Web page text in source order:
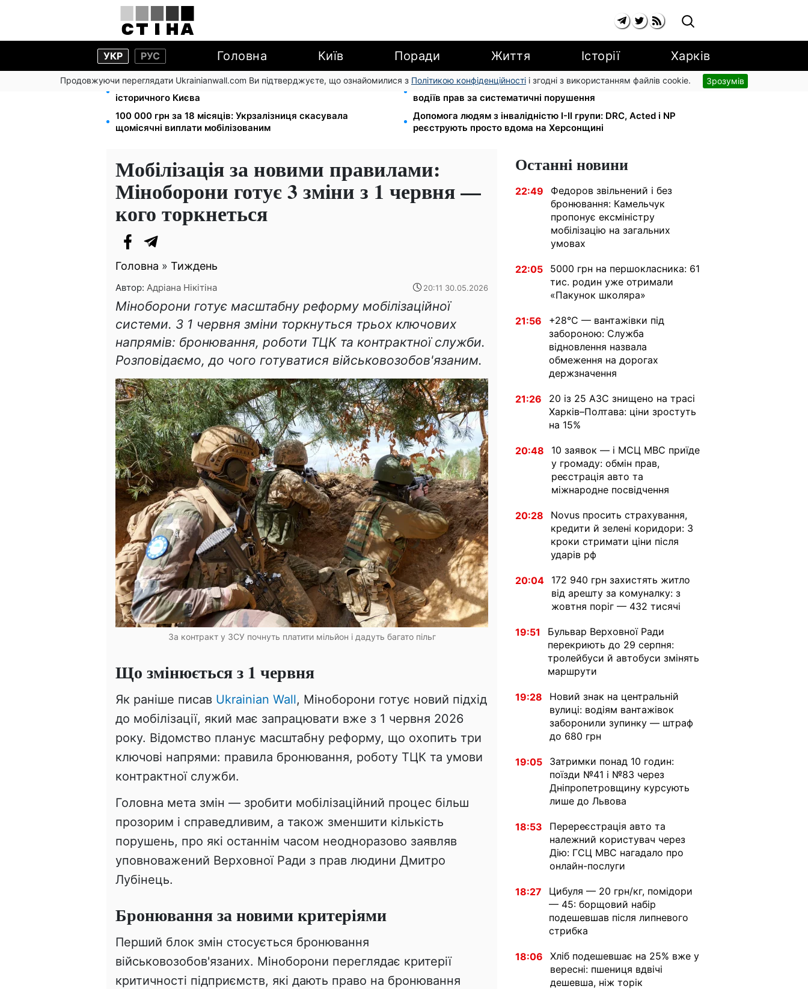
УКР РУС Головна Київ Поради Життя Історії Харків
Продовжуючи переглядати Ukrainianwall.com Ви підтверджуєте, що ознайомилися з Політикою конфіденційності і згодні з використанням файлів cookie. Зрозумів
Чи може Поштова площа стати головною точкою входу до
історичного Києва
26 000 підписів — Зеленський доручив РНБО позбавляти
водіїв прав за систематичні порушення
100 000 грн за 18 місяців: Укрзалізниця скасувала
щомісячні виплати мобілізованим
Допомога людям з інвалідністю I-II групи: DRC, Acted і NP
реєструють просто вдома на Херсонщині
Мобілізація за новими правилами:
Міноборони готує 3 зміни з 1 червня —
кого торкнеться
Головна » Тиждень
Автор: Адріана Нікітіна 20:11 30.05.2026
Міноборони готує масштабну реформу мобілізаційної
системи. З 1 червня зміни торкнуться трьох ключових
напрямів: бронювання, роботи ТЦК та контрактної служби.
Розповідаємо, до чого готуватися військовозобов'язаним.
За контракт у ЗСУ почнуть платити мільйон і дадуть багато пільг
Що змінюється з 1 червня
Як раніше писав Ukrainian Wall, Міноборони готує новий підхід
до мобілізації, який має запрацювати вже з 1 червня 2026
року. Відомство планує масштабну реформу, що охопить три
ключові напрями: правила бронювання, роботу ТЦК та умови
контрактної служби.
Головна мета змін — зробити мобілізаційний процес більш
прозорим і справедливим, а також зменшити кількість
порушень, про які останнім часом неодноразово заявляв
уповноважений Верховної Ради з прав людини Дмитро
Лубінець.
Бронювання за новими критеріями
Перший блок змін стосується бронювання
військовозобов'язаних. Міноборони переглядає критерії
критичності підприємств, які дають право на бронювання
Останні новини
22:49
Федоров звільнений і без
бронювання: Камельчук
пропонує ексміністру
мобілізацію на загальних
умовах
22:05
5000 грн на першокласника: 61
тис. родин уже отримали
«Пакунок школяра»
21:56
+28°C — вантажівки під
забороною: Служба
відновлення назвала
обмеження на дорогах
держзначення
21:26
20 із 25 АЗС знищено на трасі
Харків–Полтава: ціни зростуть
на 15%
20:48
10 заявок — і МСЦ МВС приїде
у громаду: обмін прав,
реєстрація авто та
міжнародне посвідчення
20:28
Novus просить страхування,
кредити й зелені коридори: 3
кроки стримати ціни після
ударів рф
20:04
172 940 грн захистять житло
від арешту за комуналку: з
жовтня поріг — 432 тисячі
19:51
Бульвар Верховної Ради
перекриють до 29 серпня:
тролейбуси й автобуси змінять
маршрути
19:28
Новий знак на центральній
вулиці: водіям вантажівок
заборонили зупинку — штраф
до 680 грн
19:05
Затримки понад 10 годин:
поїзди №41 і №83 через
Дніпропетровщину курсують
лише до Львова
18:53
Перереєстрація авто та
належний користувач через
Дію: ГСЦ МВС нагадало про
онлайн-послуги
18:27
Цибуля — 20 грн/кг, помідори
— 45: борщовий набір
подешевшав після липневого
стрибка
18:06
Хліб подешевшає на 25% вже у
вересні: пшениця вдвічі
дешевша, ніж торік